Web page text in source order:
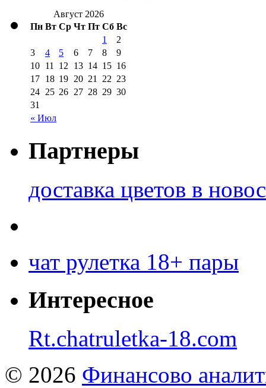
Август 2026
Пн Вт Ср Чт Пт Сб Вс
« Июл
1
2
3
4 5 6 7 8
9
10 11 12 13 14 15 16
17 18 19 20 21 22 23
24 25 26 27 28 29 30
31
Партнеры
доставка цветов в
чат рулетка 18+ пары
Интересное
Rt.chatruletka-18.com
© 2026 Финансово